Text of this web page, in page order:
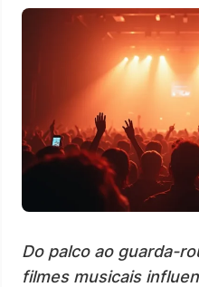
Do palco ao guarda-
filmes musicais